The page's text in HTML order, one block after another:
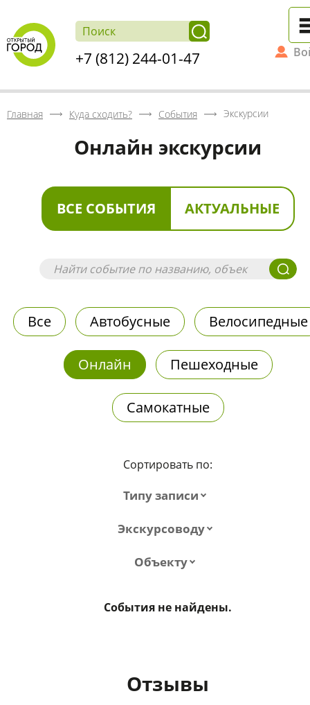
+7 (812) 244-01-47
Главная Куда сходить? События Экскурсии
Онлайн экскурсии
ВСЕ СОБЫТИЯ АКТУАЛЬНЫЕ
Все Автобусные Велосипедные
Онлайн Пешеходные
Самокатные
Сортировать по:
Типу записи
Экскурсоводу
Объекту
События не найдены.
Отзывы